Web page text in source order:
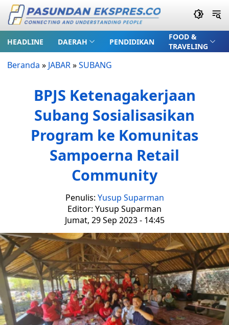
HEADLINE DAERAH PENDIDIKAN
FOOD &
TRAVELING
Beranda » JABAR»SUBANG
BPJS Ketenagakerjaan
Subang Sosialisasikan
Program ke Komunitas
Sampoerna Retail
Community
Penulis: Yusup Suparman
Editor: Yusup Suparman
Jumat, 29 Sep 2023 - 14:45